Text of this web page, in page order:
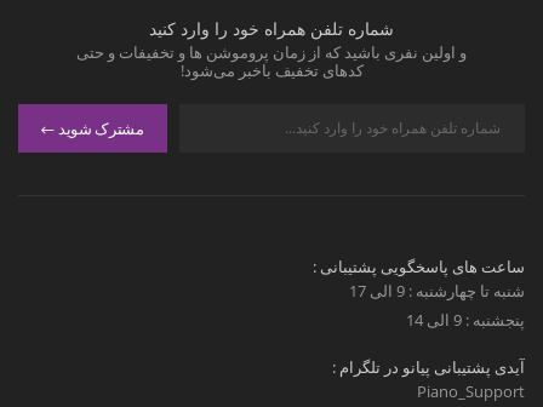
شماره تلفن همراه خود را وارد کنید
و اولین نفری باشید که از زمان پروموشن ها و تخفیفات و حتی
کدهای تخفیف باخبر می‌شود!
مشترک شوید
ساعت های پاسخگویی پشتیبانی :
شنبه تا چهارشنبه : 9 الی 17
پنجشنبه : 9 الی 14
آیدی پشتیبانی پیانو در تلگرام :
Piano_Support